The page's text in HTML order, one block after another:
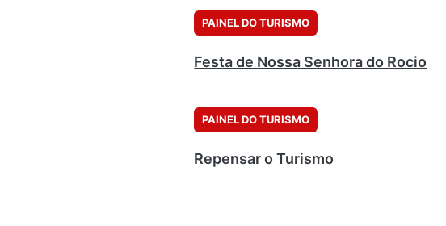
PAINEL DO TURISMO
Festa de Nossa Senhora do Rocio
PAINEL DO TURISMO
Repensar o Turismo